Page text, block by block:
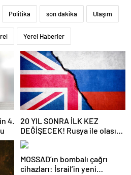
Politika son dakika Ulaşım
Yerel Haberler
4.
20 YIL SONRA İLK KEZ
DEĞİŞECEK! Rusya ile olası
savaş… İngiltere’nin gizli
planı güncelleniyor!
MOSSAD’ın bombalı çağrı
cihazları: İsrail’in yeni